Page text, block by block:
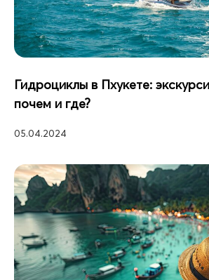
Гидроциклы в Пхукете:
почем и где?
05.04.2024